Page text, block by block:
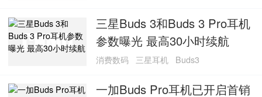
三星Buds 3和Buds 3 Pro耳机
参数曝光 最高30小时续航
消费数码 三星耳机 Buds3
一加Buds Pro耳机已开启首销